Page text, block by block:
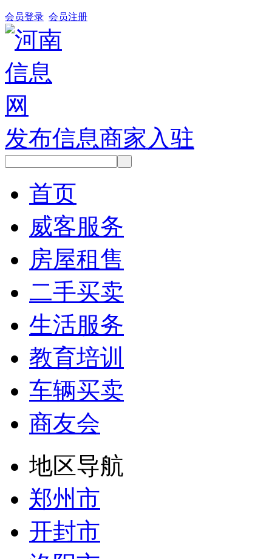
会员登录 会员注册
发布信息商家入驻
首页
威客服务
房屋租售
二手买卖
生活服务
教育培训
车辆买卖
商友会
地区导航
郑州市
开封市